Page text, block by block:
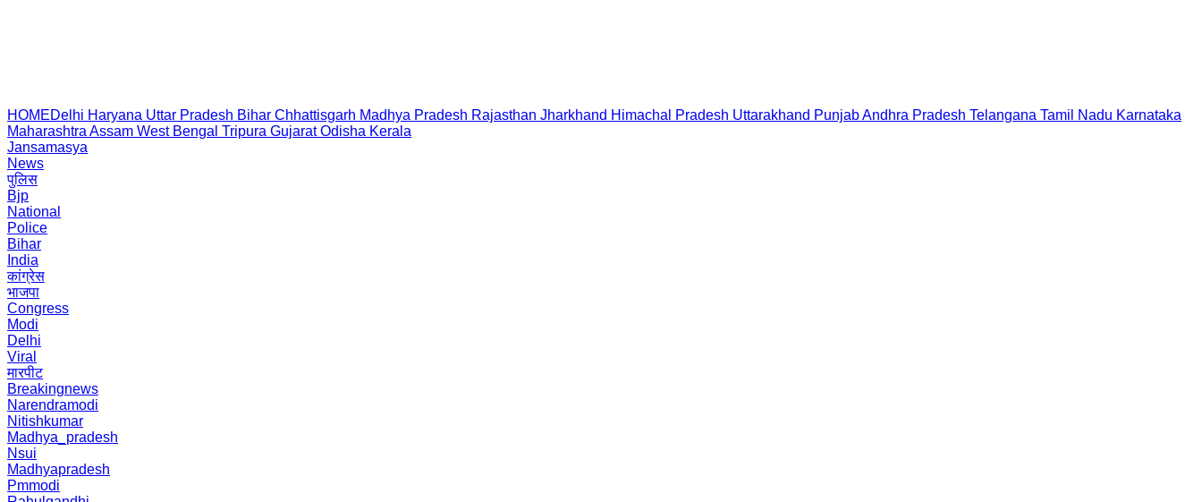
HOMEDelhi Haryana Uttar Pradesh Bihar Chhattisgarh Madhya Pradesh Rajasthan Jharkhand Himachal Pradesh Uttarakhand PunjabAndhra Pradesh Telangana Tamil Nadu Karnataka
Maharashtra Assam West Bengal Tripura Gujarat Odisha Kerala
Jansamasya
News
पुलिस
Bjp
National
Police
Bihar
India
कांग्रेस
भाजपा
Congress
Modi
Delhi
Viral
मारपीट
Breakingnews
Narendramodi
Nitishkumar
Madhya_pradesh
Nsui
Madhyapradesh
Pmmodi